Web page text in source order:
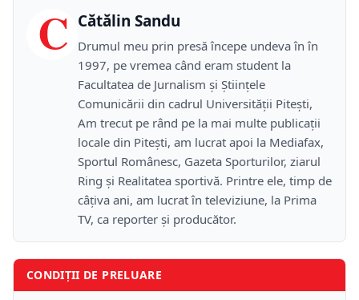
C Cătălin Sandu
Drumul meu prin presă începe undeva în în
1997, pe vremea când eram student la
Facultatea de Jurnalism și Științele
Comunicării din cadrul Universității Pitești,
Am trecut pe rând pe la mai multe publicații
locale din Pitești, am lucrat apoi la Mediafax,
Sportul Românesc, Gazeta Sporturilor, ziarul
Ring și Realitatea sportivă. Printre ele, timp de
câțiva ani, am lucrat în televiziune, la Prima
TV, ca reporter și producător.
CONDIȚII DE PRELUARE